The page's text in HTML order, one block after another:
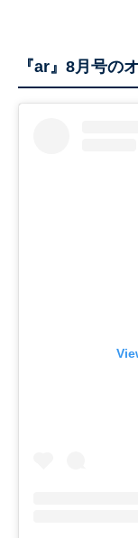
『ar』8月号の